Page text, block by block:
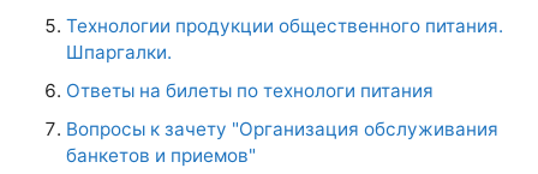
Технологии продукции общественного питания.
Шпаргалки.
Ответы на билеты по технологи питания
Вопросы к зачету "Организация обслуживания
банкетов и приемов"